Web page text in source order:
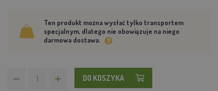
Ten produkt można wysłać tylko transportem
specjalnym, dlatego nie obowiązuje na niego
darmowa dostawa.
DO KOSZYKA